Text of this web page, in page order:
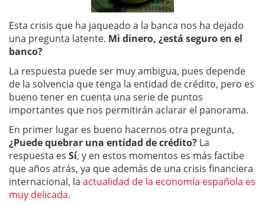
Esta crisis que ha jaqueado a la banca nos ha dejado
una pregunta latente. Mi dinero, ¿está seguro en el
banco?
La respuesta puede ser muy ambigua, pues depende
de la solvencia que tenga la entidad de crédito, pero es
bueno tener en cuenta una serie de puntos
importantes que nos permitirán aclarar el panorama.
En primer lugar es bueno hacernos otra pregunta,
¿Puede quebrar una entidad de crédito? La
respuesta es Sí, y en estos momentos es más factibe
que años atrás, ya que además de una crisis financiera
internacional, la actualidad de la economía española es
muy delicada.